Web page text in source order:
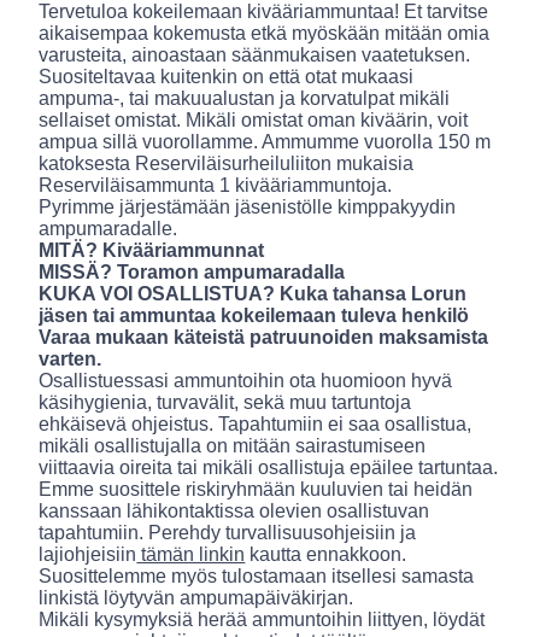
Tervetuloa kokeilemaan kivääriammuntaa! Et tarvitse
aikaisempaa kokemusta etkä myöskään mitään omia
varusteita, ainoastaan säänmukaisen vaatetuksen.
Suositeltavaa kuitenkin on että otat mukaasi
ampuma-, tai makuualustan ja korvatulpat mikäli
sellaiset omistat. Mikäli omistat oman kiväärin, voit
ampua sillä vuorollamme. Ammumme vuorolla 150 m
katoksesta Reserviläisurheiluliiton mukaisia
Reserviläisammunta 1 kivääriammuntoja.
Pyrimme järjestämään jäsenistölle kimppakyydin
ampumaradalle.
MITÄ? Kivääriammunnat
MISSÄ? Toramon ampumaradalla
KUKA VOI OSALLISTUA? Kuka tahansa Lorun
jäsen tai ammuntaa kokeilemaan tuleva henkilö
Varaa mukaan käteistä patruunoiden maksamista
varten.
Osallistuessasi ammuntoihin ota huomioon hyvä
käsihygienia, turvavälit, sekä muu tartuntoja
ehkäisevä ohjeistus. Tapahtumiin ei saa osallistua,
mikäli osallistujalla on mitään sairastumiseen
viittaavia oireita tai mikäli osallistuja epäilee tartuntaa.
Emme suosittele riskiryhmään kuuluvien tai heidän
kanssaan lähikontaktissa olevien osallistuvan
tapahtumiin. Perehdy turvallisuusohjeisiin ja
lajiohjeisiin tämän linkin kautta ennakkoon.
Suosittelemme myös tulostamaan itsellesi samasta
linkistä löytyvän ampumapäiväkirjan.
Mikäli kysymyksiä herää ammuntoihin liittyen, löydät